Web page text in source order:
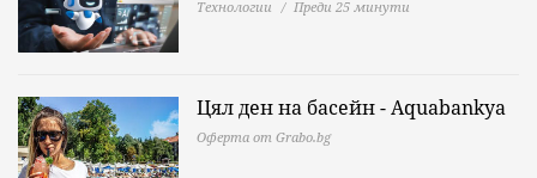
Технологии Преди 25 минути
Цял ден на басейн - Aquabankya
Оферта от Grabo.bg